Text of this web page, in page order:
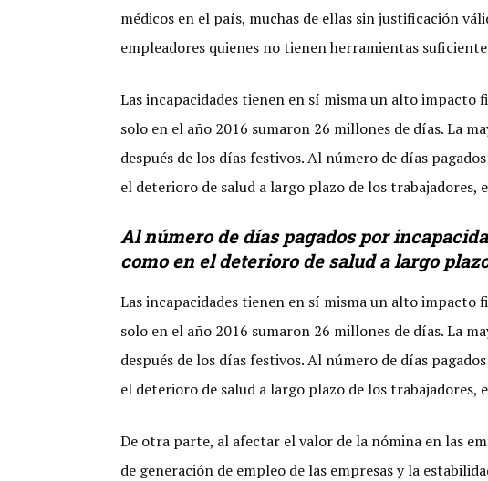
médicos en el país, muchas de ellas sin justificación
empleadores quienes no tienen herramientas
Las incapacidades tienen en sí misma un alto impacto
solo en el año 2016 sumaron 26 millones de días. La
después de los días festivos. Al número de días
el deterioro de salud a largo plazo de los trabajadores,
Al número de días pagados por
como en el deterioro de salud a largo
Las incapacidades tienen en sí misma un alto impacto
solo en el año 2016 sumaron 26 millones de días. La
después de los días festivos. Al número de días
el deterioro de salud a largo plazo de los trabajadores,
De otra parte, al afectar el valor de la nómina en las
de generación de empleo de las empresas y la